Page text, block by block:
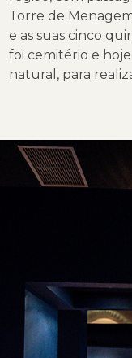
Torre de
e as suas cinco
foi cemitério e
natural, para